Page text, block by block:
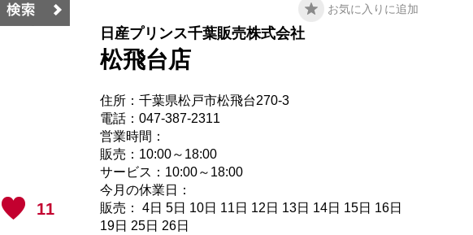
11
お気に入りに追加
日産プリンス千葉販売株式会社
松飛台店
住所：千葉県松戸市松飛台270-3
電話：047-387-2311
営業時間：
販売：10:00～18:00
サービス：10:00～18:00
今月の休業日：
販売： 4日 5日 10日 11日 12日 13日 14日 15日 16日
19日 25日 26日